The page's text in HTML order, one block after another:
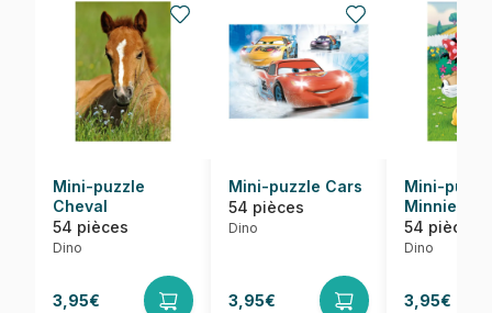
Mini-puzzle
Cheval
54 pièces
Dino
3,95€
Mini-puzzle Cars
54 pièces
Dino
3,95€
Mini-
Minnie
54 pièces
Dino
3,95€